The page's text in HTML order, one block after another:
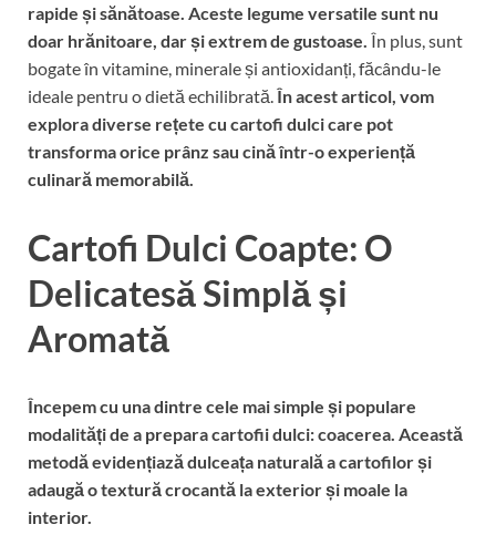
rapide și sănătoase. Aceste legume versatile sunt nu
doar hrănitoare, dar și extrem de gustoase. În plus, sunt
bogate în vitamine, minerale și antioxidanți, făcându-le
ideale pentru o dietă echilibrată. În acest articol, vom
explora diverse rețete cu cartofi dulci care pot
transforma orice prânz sau cină într-o experiență
culinară memorabilă.
Cartofi Dulci Coapte: O
Delicatesă Simplă și
Aromată
Începem cu una dintre cele mai simple și populare
modalități de a prepara cartofii dulci: coacerea. Această
metodă evidențiază dulceața naturală a cartofilor și
adaugă o textură crocantă la exterior și moale la
interior.